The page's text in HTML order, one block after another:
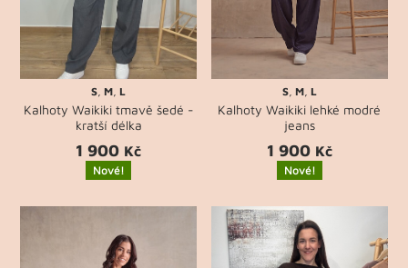
S ,M ,L
Kalhoty Waikiki tmavě šedé -
kratší délka
1 900 Kč
Nové!
S, M, L
Kalhoty Waikiki lehké modré
jeans
1 900 Kč
Nové!